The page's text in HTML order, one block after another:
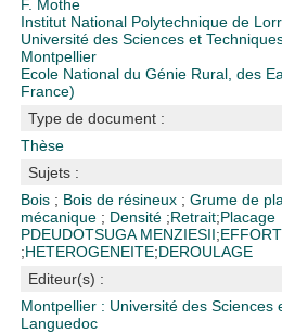
F. Mothe
Institut National Polytechnique de
Université des Sciences et
Montpellier
Ecole National du Génie Rural, des
France)
Type de document :
Thèse
Sujets :
Bois ; Bois de résineux ;Grume de
mécanique ; Densité ;Retrait;Placage
PDEUDOTSUGA MENZIESII;
;HETEROGENEITE;DEROULAGE
Editeur(s) :
Montpellier : Université des Sciences
Languedoc